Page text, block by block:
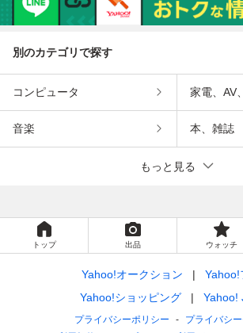
別のカテゴリで探す
コンピュータ 家電、AV
音楽 本、雑誌
もっと見る
トップ 出品 ウォッチ
Yahoo!オークション
Yahoo!
Yahoo!ショッピング
Yahoo!
プライバシーポリシー
プライバシ